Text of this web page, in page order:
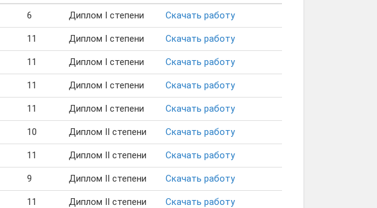
6 Диплом I степени Скачать работу
11 Диплом I степени Скачать работу
11 Диплом I степени Скачать работу
11 Диплом I степени Скачать работу
11 Диплом I степени Скачать работу
10 Диплом II степени Скачать работу
11 Диплом II степени Скачать работу
9 Диплом II степени Скачать работу
11 Диплом II степени Скачать работу